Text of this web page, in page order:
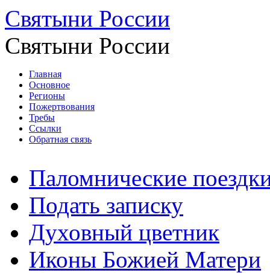
Святыни России
Святыни России
Главная
Основное
Регионы
Пожертвования
Требы
Ссылки
Обратная связь
Паломнические
Подать записку
Духовный цветник
Иконы Божией Матери